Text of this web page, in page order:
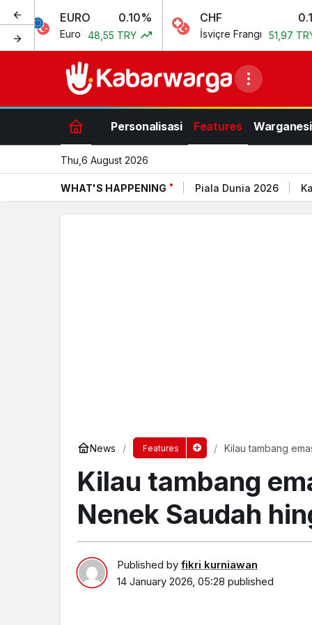
EURO 0.10%
Euro 48,55 TRY
CHF
İsviçre Frangı 51,97 TRY
Personalisasi Features
Thu,6 August 2026
WHAT'S HAPPENING Piala Dunia 2026
News Features Kilau tambang
Kilau tambang
Nenek Saudah
Published by fikri kurniawan
14 January 2026, 05:28 published